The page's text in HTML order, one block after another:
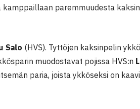
kamppaillaan paremmuudesta
Salo (HVS). Tyttöjen kaksinpelin
muodostavat pojissa HVS:n
paria, joista ykköseksi on